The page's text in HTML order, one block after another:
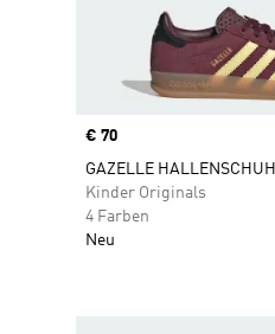
Price
€ 70
GAZELLE HALLENSCHUH
Kinder Originals
4 Farben
Neu